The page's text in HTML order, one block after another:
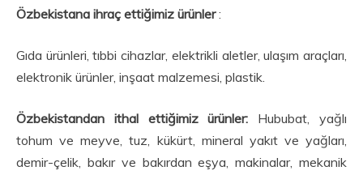
Özbekistana ihraç ettiğimiz ürünler:
Gıda ürünleri, tıbbi cihazlar, elektrikli aletler, ulaşım araçları,
elektronik ürünler, inşaat malzemesi, plastik.
Özbekistandan ithal ettiğimiz ürünler: Hububat, yağlı
tohum ve meyve, tuz, kükürt, mineral yakıt ve yağları,
demir-çelik, bakır ve bakırdan eşya, makinalar, mekanik